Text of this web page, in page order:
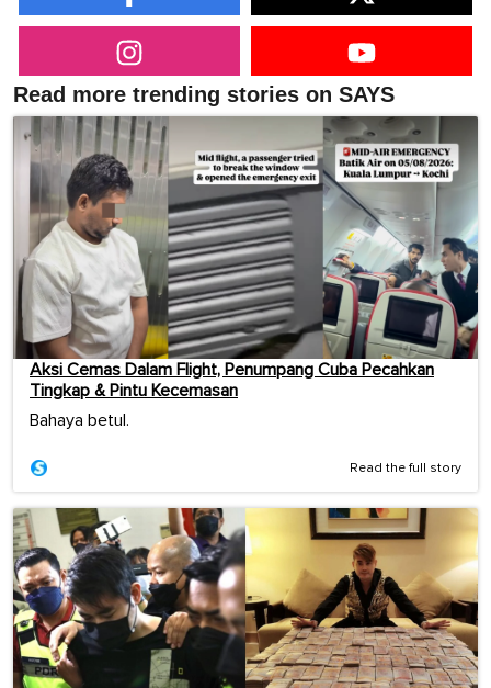
Read more trending stories on SAYS
Aksi Cemas Dalam Flight, Penumpang Cuba Pecahkan
Tingkap & Pintu Kecemasan
Bahaya betul.
Read the full story